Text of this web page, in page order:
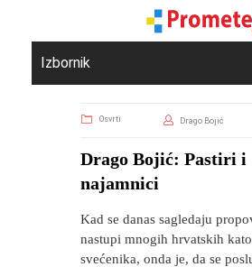
Izbornik
Osvrti Drago Bojić
Drago Bojić: Pastiri i
najamnici
Kad se danas sagledaju
nastupi mnogih hrvatskih
svećenika, onda je, da se